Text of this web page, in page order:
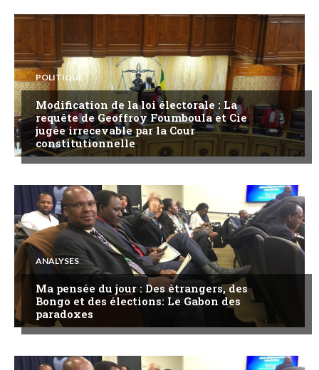
POLITIQUE
Modification de la loi électorale : La
requête de Geoffroy Foumboula et Cie
jugée irrecevable par la Cour
constitutionnelle
ANALYSES
Ma pensée du jour : Des étrangers, des
Bongo et des élections: Le Gabon des
paradoxes